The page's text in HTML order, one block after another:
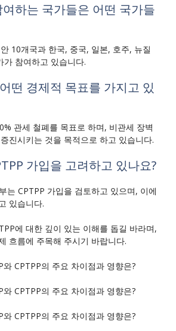
여하는 국가들은 어떤 국가들
10개국과 한국, 중국, 일본, 호주, 뉴질
가 참여하고 있습니다.
떤 경제적 목표를 가지고 있
관세 철폐를 목표로 하며, 비관세 장벽
진시키는 것을 목적으로 하고 있습니다.
가입을 고려하고 있나요?
는 CPTPP 가입을 검토하고 있으며, 이에
있습니다.
에 대한 깊이 있는 이해를 돕길 바라며,
흐름에 주목해 주시기 바랍니다.
와 CPTPP의 주요 차이점과 영향은?
와 CPTPP의 주요 차이점과 영향은?
와 CPTPP의 주요 차이점과 영향은?